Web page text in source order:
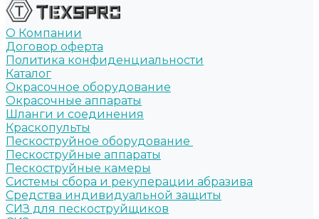
О Компании
Договор оферта
Политика конфиденциальности
Каталог
Окрасочное оборудование
Окрасочные аппараты
Шланги и соединения
Краскопульты
Пескоструйное оборудование
Пескоструйные аппараты
Пескоструйные камеры
Системы сбора и рекуперации абразива
Средства индивидуальной защиты
СИЗ для пескоструйщиков